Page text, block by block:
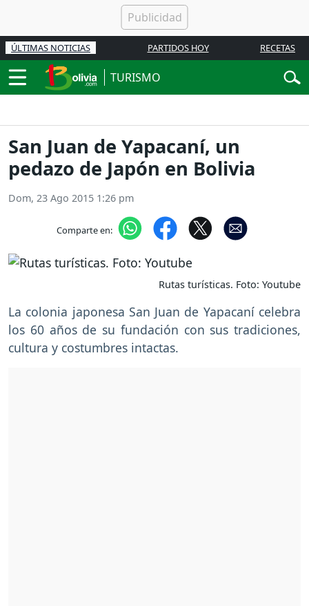
ÚLTIMAS NOTICIAS PARTIDOS HOY RECETAS
TURISMO
San Juan de Yapacaní, un
pedazo de Japón en Bolivia
Dom, 23 Ago 2015 1:26 pm
Comparte en:
Rutas turísticas. Foto: Youtube
La colonia japonesa San Juan de Yapacaní celebra
los 60 años de su fundación con sus tradiciones,
cultura y costumbres intactas.